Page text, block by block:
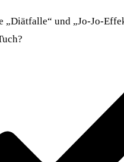
„Diätfalle“ und „Jo-Jo-